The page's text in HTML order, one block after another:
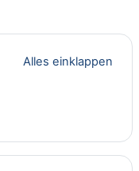
Alles einklappen